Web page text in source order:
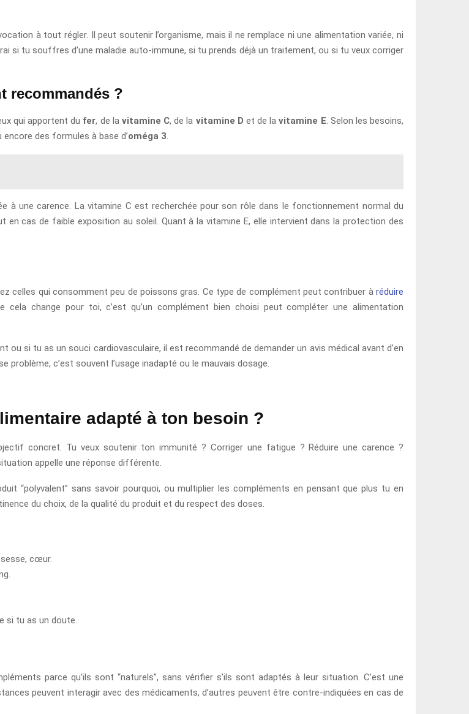
à tout régler. Il peut soutenir l’organisme, mais il ne remplace ni une alimentation variée, ni
si tu souffres d’une maladie auto-immune, si tu prends déjà un traitement, ou si tu veux corriger
recommandés ?
qui apportent du fer, de la vitamine C, de la vitamine D et de lavitamine E . Selon les besoins,
encore des formules à base d’oméga 3
à une carence. La vitamine C est recherchée pour son rôle dans le fonctionnement normal du
cas de faible exposition au soleil. Quant à la vitamine E, elle intervient dans la protection des
celles qui consomment peu de poissons gras. Ce type de complément peut contribuer à réduire
change pour toi, c’est qu’un complément bien choisi peut compléter une alimentation
si tu as un souci cardiovasculaire, il est recommandé de demander un avis médical avant d’en
c’est souvent l’usage inadapté ou le mauvais dosage.
adapté à ton besoin ?
concret. Tu veux soutenir ton immunité ? Corriger une fatigue ? Réduire une carence ?
appelle une réponse différente.
“polyvalent” sans savoir pourquoi, ou multiplier les compléments en pensant que plus tu en
du choix, de la qualité du produit et du respect des doses.
cœur.
si tu as un doute.
parce qu’ils sont “naturels”, sans vérifier s’ils sont adaptés à leur situation. C’est une
peuvent interagir avec des médicaments, d’autres peuvent être contre-indiquées en cas de